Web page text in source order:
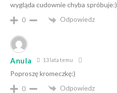
wygląda cudownie chyba spróbuje:)
0
Odpowiedz
Anula 13 lata temu
Poproszę kromeczkę:)
0
Odpowiedz